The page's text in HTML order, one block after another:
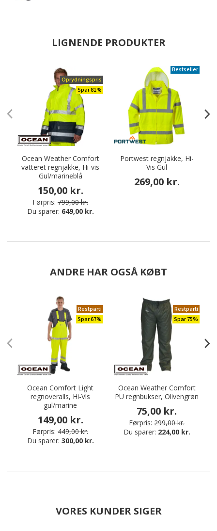
LIGNENDE PRODUKTER
Oprydningspris
Spar 81%
Ocean Weather Comfort
vatteret regnjakke, Hi-vis
Gul/marineblå
150,00 kr.
Førpris: 799,00 kr.
Du sparer: 649,00 kr.
Bestseller
Portwest regnjakke, Hi-
Vis Gul
269,00 kr.
ANDRE HAR OGSÅ KØBT
Restparti
Spar 67%
Ocean Comfort Light
regnoveralls, Hi-Vis
gul/marine
149,00 kr.
Førpris: 449,00 kr.
Du sparer: 300,00 kr.
Restparti
Spar 75%
Ocean Weather Comfort
PU regnbukser, Olivengrøn
75,00 kr.
Førpris: 299,00 kr.
Du sparer: 224,00 kr.
VORES KUNDER SIGER